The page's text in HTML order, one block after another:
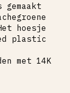
hoesje
plastic
met 14K